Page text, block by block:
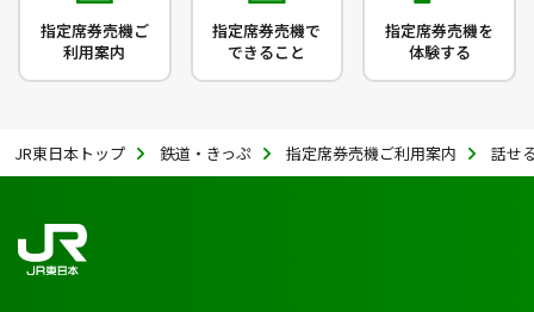
指定席券売機ご
利用案内
指定席券売機で
できること
指定席券売機を
体験する
JR東日本トップ 鉄道・きっぷ 指定席券売機ご利用案内 話せ